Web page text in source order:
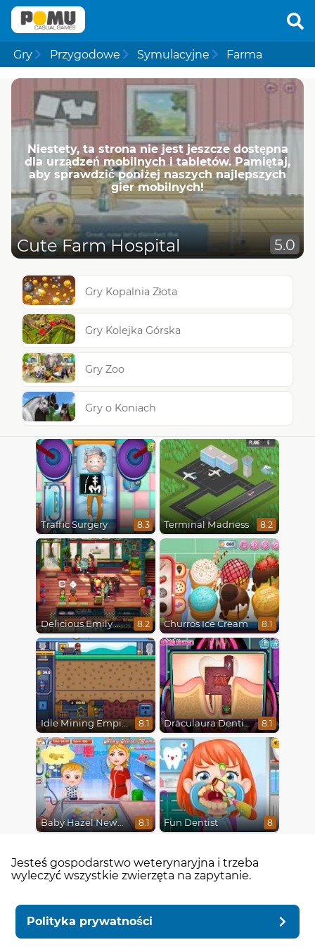
Gry Przygodowe Symulacyjne Farma
Niestety, ta strona nie jest jeszcze dostępna
dla urządzeń mobilnych i tabletów. Pamiętaj,
aby sprawdzić poniżej naszych najlepszych
gier mobilnych!
Cute Farm Hospital 5.0
Gry Kopalnia Złota
Gry Kolejka Górska
Gry Zoo
Gry o Koniach
Traffic Surgery 8.3 Terminal Madness 8.2
Delicious Emily New Beginning 8.2 Churros Ice Cream 8.1
Idle Mining Empire 8.1 Draculaura Dentist 8.1
Baby Hazel Newborn Vaccination 8.1 Fun Dentist 8
Jesteś gospodarstwo weterynaryjna i trzeba
wyleczyć wszystkie zwierzęta na zapytanie.
Polityka prywatności